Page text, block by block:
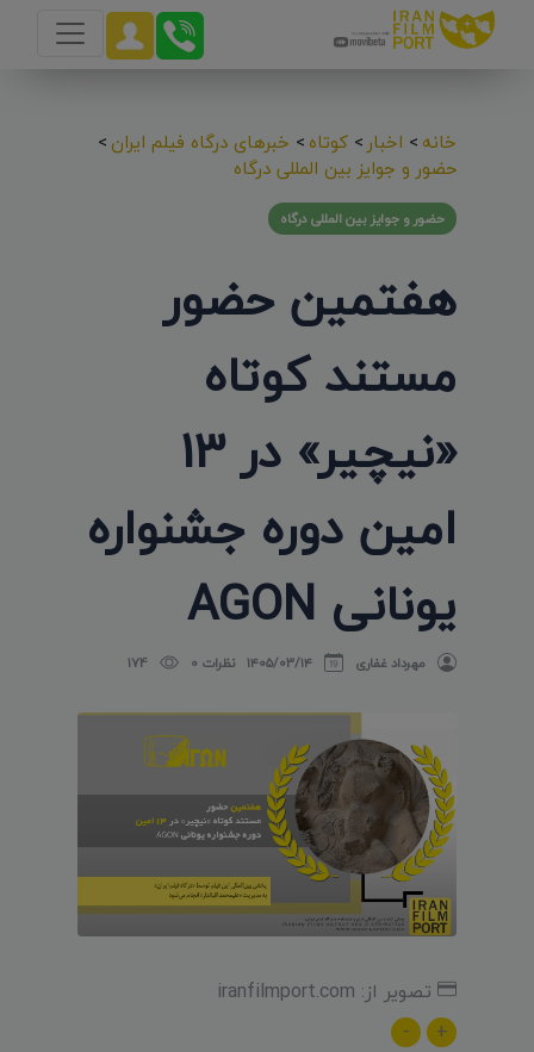
خانه> اخبار> کوتاه> خبرهای درگاه فیلم ایران>
حضور و جوایز بین المللی درگاه
حضور و جوایز بین المللی درگاه
هفتمین حضور
مستند کوتاه
«نیچیر» در 13
امین دوره جشنواره
یونانی AGON
مهرداد غفاری ۱۴۰۵/۰۳/۱۴ نظرات 0 174
تصویر از: iranfilmport.com
+
-